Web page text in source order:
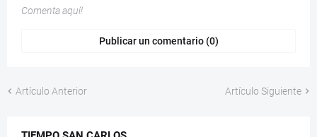
Comenta aquí!
Publicar un comentario (0)
Artículo Anterior Artículo Siguiente